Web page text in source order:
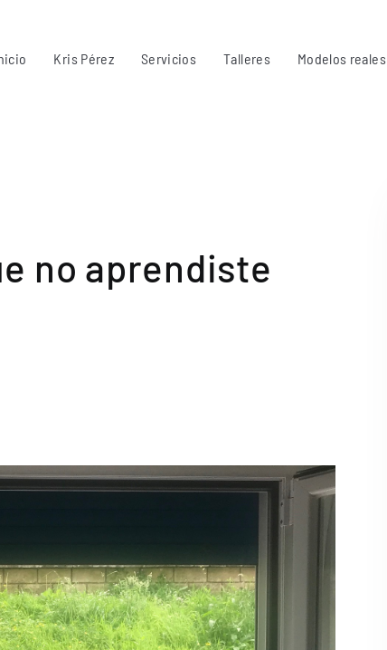
Kris Pérez Servicios Talleres Modelos reales
no aprendiste